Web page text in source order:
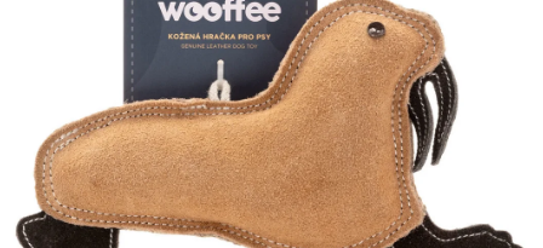
0,0
hvězdiček.